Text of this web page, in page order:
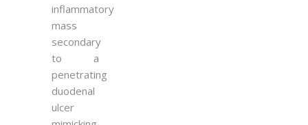
inflammatory
mass
secondary
to a
penetrating
duodenal
ulcer